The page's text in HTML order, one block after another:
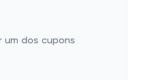
um dos cupons